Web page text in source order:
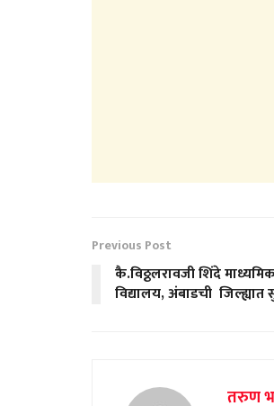
Previous Post
कै.विठ्ठलरावजी शिंदे
विद्यालय, अंबाडची जिल्ह्यात
तरुण